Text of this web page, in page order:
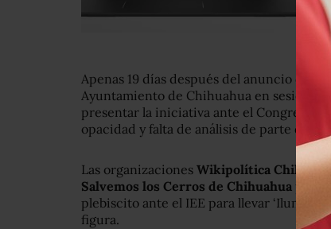
Apenas 19 días después del anuncio de
Ayuntamiento de Chihuahua en sesión de
presentar la iniciativa ante el Congreso
opacidad y falta de análisis de parte de
Las organizaciones Wikipolítica
Salvemos los Cerros de Chihuahua
plebiscito ante el IEE para llevar
figura.